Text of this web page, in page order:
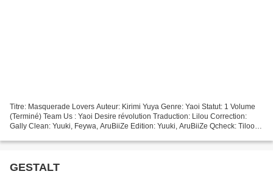
Titre: Masquerade Lovers Auteur: Kirimi Yuya Genre: Yaoi Statut: 1 Volume
(Terminé) Team Us : Yaoi Desire révolution Traduction: Lilou Correction:
Gally Clean: Yuuki, Feywa, AruBiiZe Edition: Yuuki, AruBiiZe Qcheck: Tiloop
GESTALT